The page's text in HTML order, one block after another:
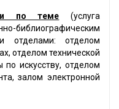
по теме (услуга
библиографическим
отделами: отделом
отделом технической
по искусству, отделом
залом электронной